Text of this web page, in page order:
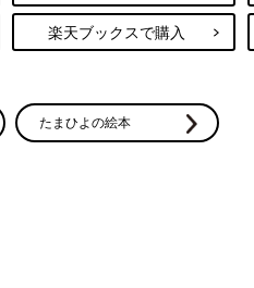
楽天ブックスで購入
たまひよの絵本